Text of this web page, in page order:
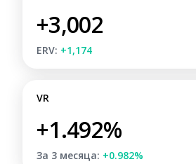
+3,002
ERV: +1,174
VR
+1.492%
За 3 месяца: +0.982%